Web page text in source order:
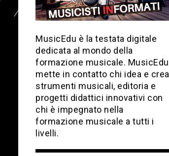
MusicEdu è la testata digitale
dedicata al mondo della
formazione musicale. MusicEdu
mette in contatto chi idea e crea
strumenti musicali, editoria e
progetti didattici innovativi con
chi è impegnato nella
formazione musicale a tutti i
livelli.